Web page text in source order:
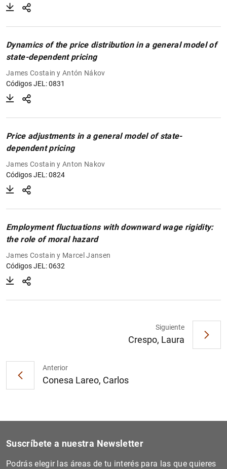
Dynamics of the price distribution in a general model of
state-dependent pricing
James Costain y Antón Nákov
Códigos JEL: 0831
Price adjustments in a general model of state-
dependent pricing
James Costain y Anton Nakov
Códigos JEL: 0824
Employment fluctuations with downward wage rigidity:
the role of moral hazard
James Costain y Marcel Jansen
Códigos JEL: 0632
Anterior
Conesa Lareo, Carlos
Siguiente
Crespo, Laura
Suscríbete a nuestra Newsletter
Podrás elegir las áreas de tu interés para las que quieres